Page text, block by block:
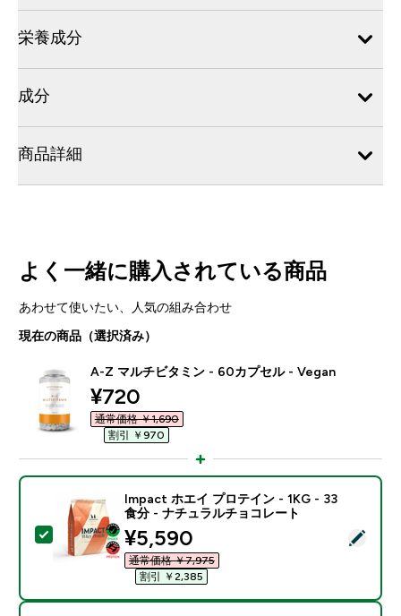
栄養成分
成分
商品詳細
よく一緒に購入されている商品
あわせて使いたい、人気の組み合わせ
現在の商品（選択済み）
A-Z マルチビタミン - 60カプセル - Vegan
discounted price
¥720‎
通常価格 ￥1,690‎
割引 ￥970‎
この商品を選択 - Impact ホエイ プロテイン - 1KG -
Impact ホエイ プロテイン - 1KG - 33
食分 - ナチュラルチョコレート
discounted price
¥5,590‎
通常価格 ￥7,975‎
割引 ￥2,385‎